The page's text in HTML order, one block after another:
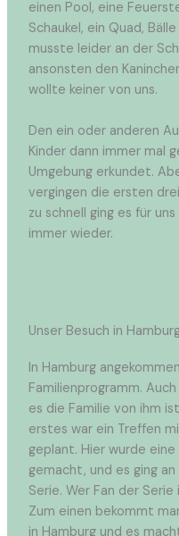
einen Pool, eine
Schaukel, ein Quad,
musste leider an der
ansonsten den
wollte keiner von uns.
Den ein oder anderen
Kinder dann immer mal
Umgebung erkundet.
vergingen die ersten
zu schnell ging es für
immer wieder.
Unser Besuch in
In Hamburg
Familienprogramm.
es die Familie von ihm
erstes war ein Treffen
geplant. Hier wurde
gemacht, und es ging
Serie. Wer Fan der
Zum einen bekommt
in Hamburg und es